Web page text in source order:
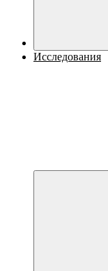
Исследования